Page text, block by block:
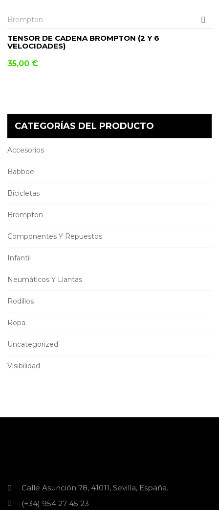
CATEGORÍAS DEL PRODUCTO
Accesorios
Babboe
Bicicletas
Brompton
Componentes Y Repuestos
Infantil
Neumáticos Y Llantas
Rodillos
Ropa
Uncategorized
Visibilidad
Brompton
TENSOR DE CADENA BROMPTON (2 Y 6
VELOCIDADES)
35,00 €
Calle Asunción 78, 41011, Sevilla, España.
(+34) 954 27 45 23